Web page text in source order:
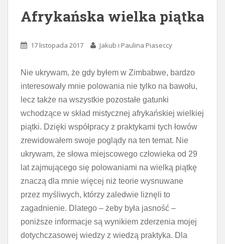
Afrykańska wielka piątka
17 listopada 2017 Jakub i Paulina Piaseccy
Nie ukrywam, że gdy byłem w Zimbabwe, bardzo
interesowały mnie polowania nie tylko na bawołu,
lecz także na wszystkie pozostałe gatunki
wchodzące w skład mistycznej afrykańskiej wielkiej
piątki. Dzięki współpracy z praktykami tych łowów
zrewidowałem swoje poglądy na ten temat. Nie
ukrywam, że słowa miejscowego człowieka od 29
lat zajmującego się polowaniami na wielką piątkę
znaczą dla mnie więcej niż teorie wysnuwane
przez myśliwych, którzy zaledwie liznęli to
zagadnienie. Dlatego – żeby była jasność –
poniższe informacje są wynikiem zderzenia mojej
dotychczasowej wiedzy z wiedzą praktyka. Dla